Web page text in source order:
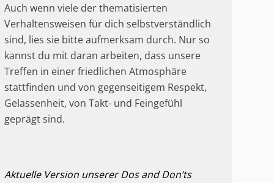
Auch wenn viele der thematisierten
Verhaltensweisen für dich selbstverständlich
sind, lies sie bitte aufmerksam durch. Nur so
kannst du mit daran arbeiten, dass unsere
Treffen in einer friedlichen Atmosphäre
stattfinden und von gegenseitigem Respekt,
Gelassenheit, von Takt- und Feingefühl
geprägt sind.
Aktuelle Version unserer Dos and Don’ts